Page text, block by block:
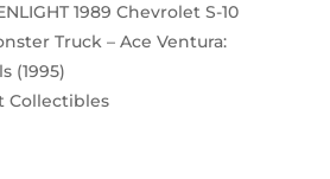
1989 Chevrolet S-10
Truck – Ace Ventura:
(1995)
Collectibles